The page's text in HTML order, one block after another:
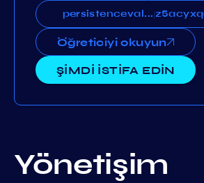
...
Öğreticiyi okuyun
ŞİMDİ İSTİFA EDİN
Yönetişim